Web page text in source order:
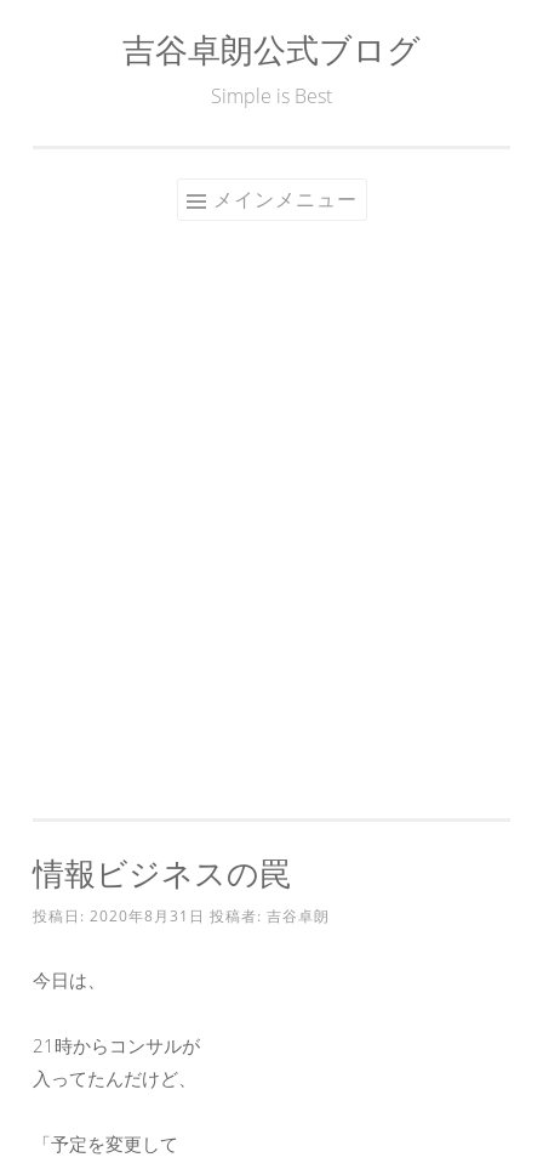
吉谷卓朗公式ブログ
Simple is Best
メインメニュー
情報ビジネスの罠
投稿日: 2020年8月31日 投稿者: 吉谷卓朗
今日は、
21時からコンサルが
入ってたんだけど、
「予定を変更して